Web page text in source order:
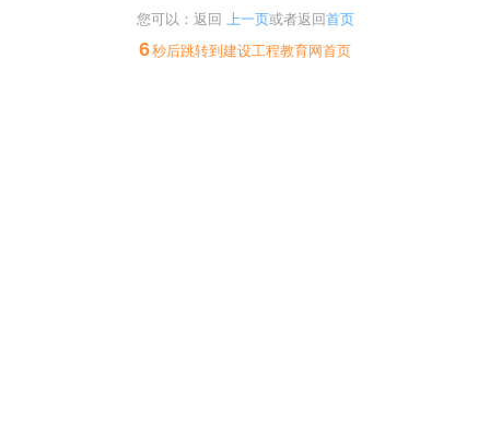
您可以：返回 上一页或者返回首页
6秒后跳转到建设工程教育网首页